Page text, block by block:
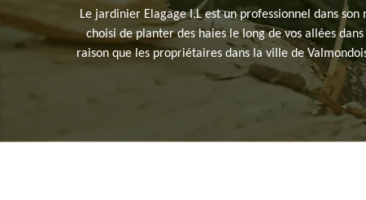
Le jardinier Elagage I.L est un professionnel dans
choisi de planter des haies le long de vos allées
raison que les propriétaires dans la ville de